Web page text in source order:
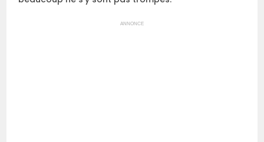
ANNONCE